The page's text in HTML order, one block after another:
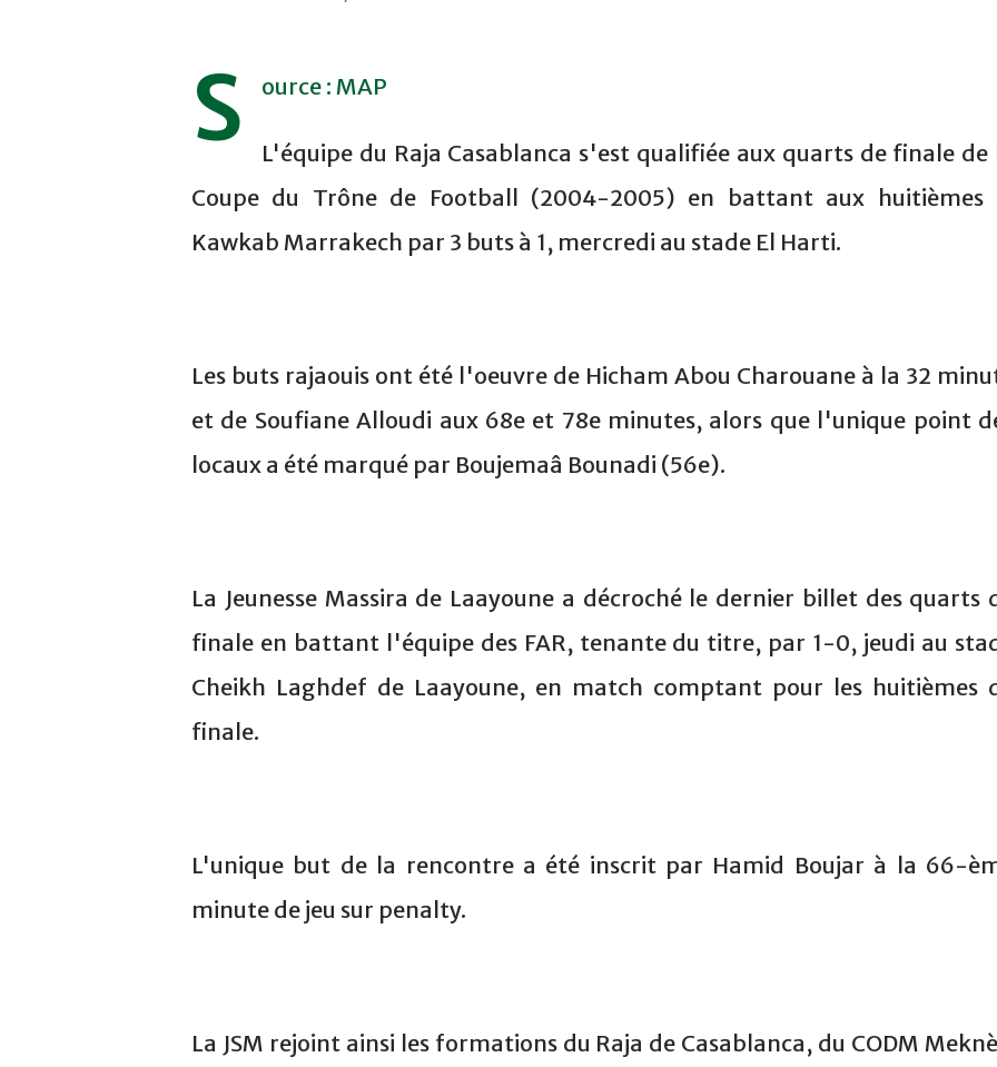
S ource : MAP
L'équipe du Raja Casablanca s'est qualifiée aux quarts de finale de
Coupe du Trône de Football (2004-2005) en battant aux huitièmes
Kawkab Marrakech par 3 buts à 1, mercredi au stade El Harti.
Les buts rajaouis ont été l'oeuvre de Hicham Abou Charouane à la 32
et de Soufiane Alloudi aux 68e et 78e minutes, alors que l'unique point
locaux a été marqué par Boujemaâ Bounadi (56e).
La Jeunesse Massira de Laayoune a décroché le dernier billet des quarts
finale en battant l'équipe des FAR, tenante du titre, par 1-0, jeudi au
Cheikh Laghdef de Laayoune, en match comptant pour les huitièmes
finale.
L'unique but de la rencontre a été inscrit par Hamid Boujar à la 66-
minute de jeu sur penalty.
La JSM rejoint ainsi les formations du Raja de Casablanca, du CODM